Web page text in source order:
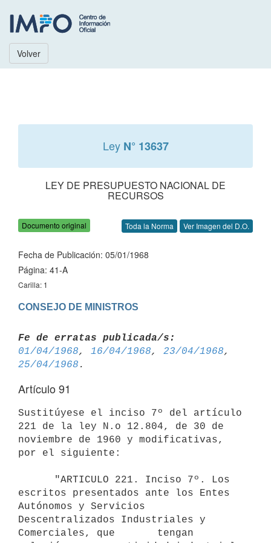
Volver
Ley N° 13637
LEY DE PRESUPUESTO NACIONAL DE
RECURSOS
Documento original Toda la Norma Ver Imagen del D.O.
Fecha de Publicación: 05/01/1968
Página: 41-A
Carilla: 1
CONSEJO DE MINISTROS
Fe de erratas publicada/s:
01/04/1968, 16/04/1968, 23/04/1968
25/04/1968
Artículo 91
Sustitúyese el inciso 7º del artículo
221 de la ley N.o 12.804, de 30 de
noviembre de 1960 y modificativas,
por el siguiente:
escritos presentados ante los Entes
Autónomos y Servicios
Descentralizados Industriales y
Comerciales, que       tengan